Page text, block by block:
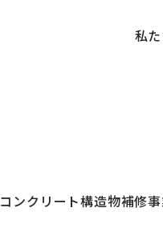
私
コンクリート構造物補修